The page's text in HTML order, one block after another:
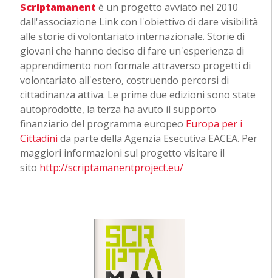
Scriptamanent è un progetto avviato nel 2010
dall'associazione Link con l'obiettivo di dare visibilità
alle storie di volontariato internazionale. Storie di
giovani che hanno deciso di fare un'esperienza di
apprendimento non formale attraverso progetti di
volontariato all'estero, costruendo percorsi di
cittadinanza attiva. Le prime due edizioni sono state
autoprodotte, la terza ha avuto il supporto
finanziario del programma europeo Europa per i
Cittadini da parte della Agenzia Esecutiva EACEA. Per
maggiori informazioni sul progetto visitare il
sito http://scriptamanentproject.eu/